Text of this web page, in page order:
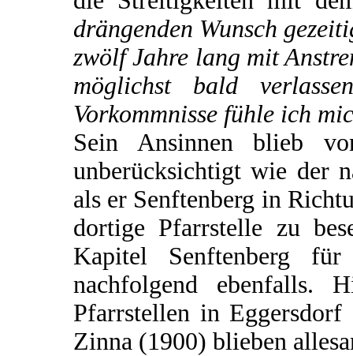
drängenden Wunsch
zwölf Jahre lang mit
möglichst bald
Vorkommnisse fühle ich
Sein Ansinnen blieb
unberücksichtigt wie der
als er Senftenberg in
dortige Pfarrstelle zu
Kapitel Senftenberg
nachfolgend ebenfalls.
Pfarrstellen in
Zinna (1900) blieben